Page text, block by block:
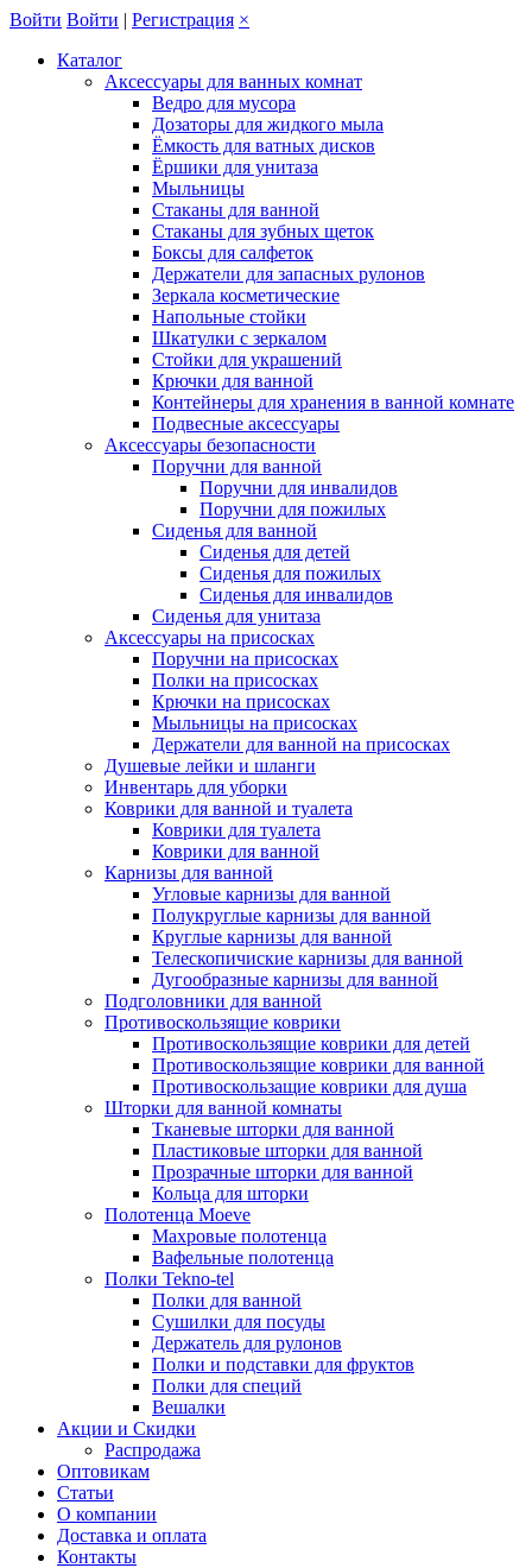
Войти Войти | Регистрация ×
Каталог
Аксессуары для ванных комнат
Ведро для мусора
Дозаторы для жидкого мыла
Ёмкость для ватных дисков
Ёршики для унитаза
Мыльницы
Стаканы для ванной
Стаканы для зубных щеток
Боксы для салфеток
Держатели для запасных рулонов
Зеркала косметические
Напольные стойки
Шкатулки с зеркалом
Стойки для украшений
Крючки для ванной
Контейнеры для хранения в ванной комнате
Подвесные аксессуары
Аксессуары безопасности
Поручни для ванной
Поручни для инвалидов
Поручни для пожилых
Сиденья для ванной
Сиденья для детей
Сиденья для пожилых
Сиденья для инвалидов
Сиденья для унитаза
Аксессуары на присосках
Поручни на присосках
Полки на присосках
Крючки на присосках
Мыльницы на присосках
Держатели для ванной на присосках
Душевые лейки и шланги
Инвентарь для уборки
Коврики для ванной и туалета
Коврики для туалета
Коврики для ванной
Карнизы для ванной
Угловые карнизы для ванной
Полукруглые карнизы для ванной
Круглые карнизы для ванной
Телескопичиские карнизы для ванной
Дугообразные карнизы для ванной
Подголовники для ванной
Противоскользящие коврики
Противоскользящие коврики для детей
Противоскользящие коврики для ванной
Противоскользащие коврики для душа
Шторки для ванной комнаты
Тканевые шторки для ванной
Пластиковые шторки для ванной
Прозрачные шторки для ванной
Кольца для шторки
Полотенца Moeve
Махровые полотенца
Вафельные полотенца
Полки Tekno-tel
Полки для ванной
Сушилки для посуды
Держатель для рулонов
Полки и подставки для фруктов
Полки для специй
Вешалки
Акции и Скидки
Распродажа
Оптовикам
Статьи
О компании
Доставка и оплата
Контакты